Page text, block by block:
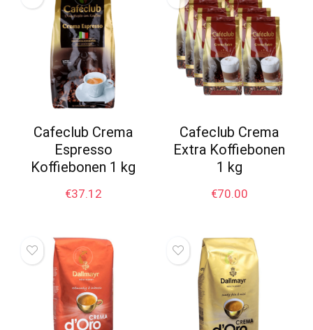
Cafeclub Crema
Espresso
Koffiebonen 1 kg
€37.12
Cafeclub Crema
Extra Koffiebonen
1 kg
€70.00